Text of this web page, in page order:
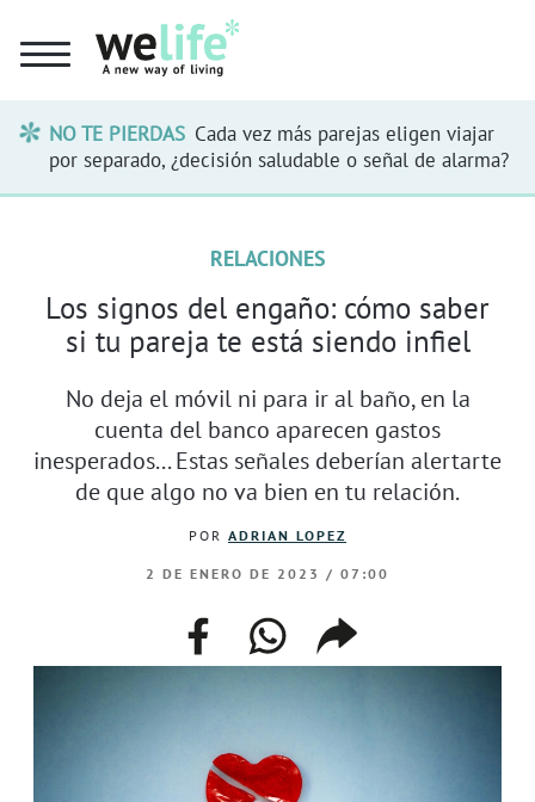
NO TE PIERDAS Cada vez más parejas eligen viajar
por separado, ¿decisión saludable o señal de alarma?
RELACIONES
Los signos del engaño: cómo saber
si tu pareja te está siendo infiel
No deja el móvil ni para ir al baño, en la
cuenta del banco aparecen gastos
inesperados... Estas señales deberían alertarte
de que algo no va bien en tu relación.
POR ADRIAN LOPEZ
2 DE ENERO DE 2023 / 07:00
facebookwhatsappcompartir
enlace